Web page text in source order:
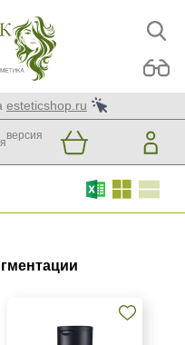
esteticshop.ru
версия